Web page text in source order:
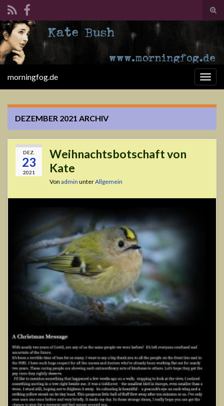
Search for:
morningfog.de
DEZEMBER 2021 ARCHIV
DEZ.
23
2021
Weihnachtsbotschaft von
Kate
Von admin unterAllgemein